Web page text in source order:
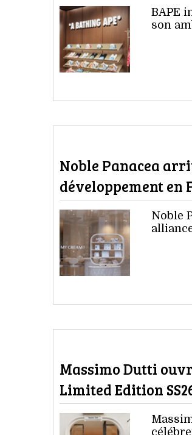
BAPE
son
Noble Panacea
développement en
Noble
Massimo Dutti
Limited Edition